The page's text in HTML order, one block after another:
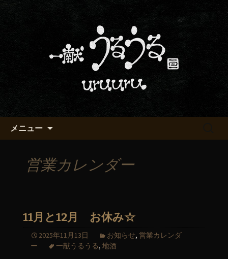
京都・五条でおいしい地酒が飲
める「一献うるうる」のブロ
京都・五条烏丸の町屋居酒屋「一献う
るうる」からのお知らせ
メニュー
営業カレンダー
11月と12月 お休み☆
2025年11月13日 お知らせ, 営業カレンダ
ー
一献うるうる, 地酒